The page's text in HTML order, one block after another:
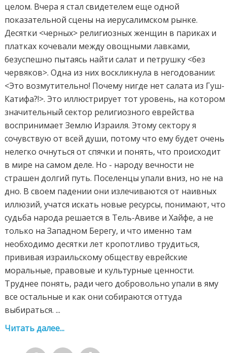
целом. Вчера я стал свидетелем еще одной
показательной сцены на иерусалимском рынке.
Десятки <черных> религиозных женщин в париках и
платках кочевали между овощными лавками,
безуспешно пытаясь найти салат и петрушку <без
червяков>. Одна из них воскликнула в негодовании:
<Это возмутительно! Почему нигде нет салата из Гуш-
Катифа?!>. Это иллюстрирует тот уровень, на котором
значительный сектор религиозного еврейства
воспринимает Землю Израиля. Этому сектору я
сочувствую от всей души, потому что ему будет очень
нелегко очнуться от спячки и понять, что происходит
в мире на самом деле. Но - народу вечности не
страшен долгий путь. Поселенцы упали вниз, но не на
дно. В своем падении они излечиваются от наивных
иллюзий, учатся искать новые ресурсы, понимают, что
судьба народа решается в Тель-Авиве и Хайфе, а не
только на Западном Берегу, и что именно там
необходимо десятки лет кропотливо трудиться,
прививая израильскому обществу еврейские
моральные, правовые и культурные ценности.
Труднее понять, ради чего добровольно упали в яму
все остальные и как они собираются оттуда
выбираться. ...
Читать далее...